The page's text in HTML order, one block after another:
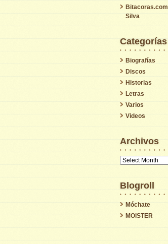
Bitacoras.com
Silva
Categorías
Biografías
Discos
Historias
Letras
Varios
Videos
Archivos
Archivos
Blogroll
Móchate
MOiSTER